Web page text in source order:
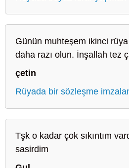
Günün muhteşem ikinci
daha razı olun. İnşallah tez
çetin
Rüyada bir sözleşme
Tşk o kadar çok sıkıntım
sasirdim